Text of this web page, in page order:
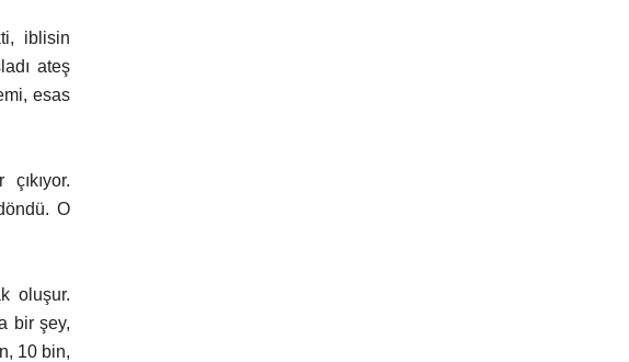
iblisin
ateş
esas
O
oluşur.
bir şey,
10 bin,